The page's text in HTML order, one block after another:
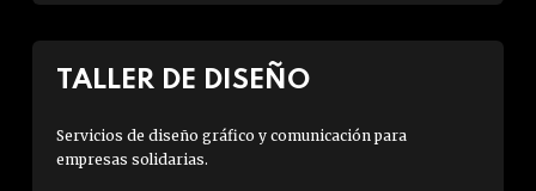
TALLER DE DISEÑO
Servicios de diseño gráfico y comunicación para
empresas solidarias.